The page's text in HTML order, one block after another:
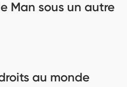
Man sous un autre
au monde